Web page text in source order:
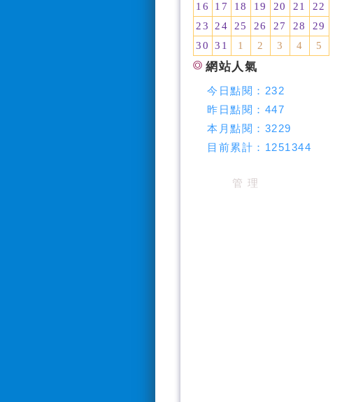
16
17 18 19 20 21
22
23
24 25 26 27 28
29
30
31 1 2 3 4 5
網站人氣
今日點閱： 232
昨日點閱： 447
本月點閱： 3229
目前累計： 1251344
管 理